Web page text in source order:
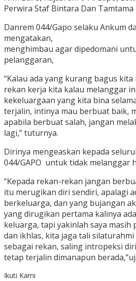
Perwira Staf Bintara Dan Tamtama
Danrem 044/Gapo selaku Ankum
mengatakan,
menghimbau agar dipedomani
pelanggaran,
“Kalau ada yang kurang bagus
rekan kerja kita kalau melanggar
kekeluargaan yang kita bina
terjalin, intinya mau berbuat baik,
apabila berbuat salah, jangan
lagi,” tuturnya.
Dirinya mengeaskan kepada
044/GAPO untuk tidak melanggar
“Kepada rekan-rekan jangan
itu merugikan diri sendiri, apalagi
berkeluarga, dan yang bujangan
yang dirugikan pertama kalinya
keluarga, tapi yakinlah saya masih
dan ikhlas, kita jaga tali
sebagai rekan, saling intropeksi
tetap terjalin dimanapun
Ikuti Kami